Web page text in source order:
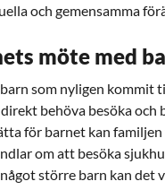
och gemensamma
möte med
som nyligen kommit
behöva besöka
för barnet kan
om att besöka
större barn kan det